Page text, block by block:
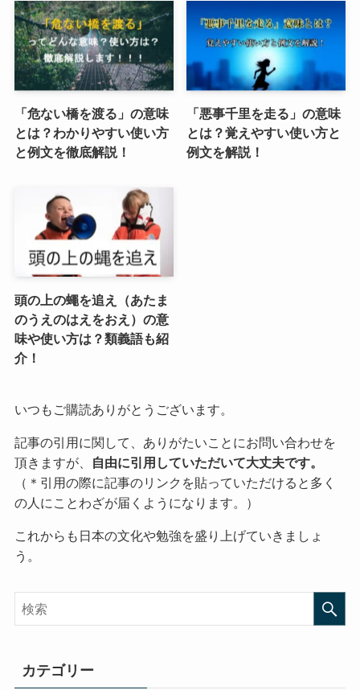
「危ない橋を渡る」の意味
とは？わかりやすい使い方
と例文を徹底解説！
「悪事千里を走る」の意味
とは？覚えやすい使い方と
例文を解説！
頭の上の蠅を追え（あたま
のうえのはえをおえ）の意
味や使い方は？類義語も紹
介！
いつもご購読ありがとうございます。
記事の引用に関して、ありがたいことにお問い合わせを
頂きますが、
自由に引用していただいて大丈夫です。
（＊引用の際に記事のリンクを貼っていただけると多く
の人にことわざが届くようになります。）
これからも日本の文化や勉強を盛り上げていきましょ
う。
カテゴリー